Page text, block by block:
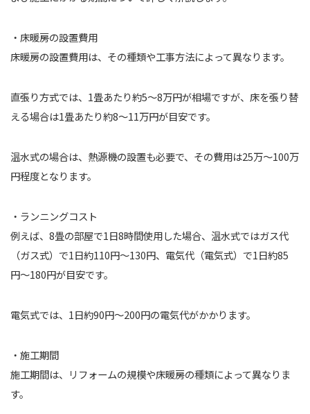
・床暖房の設置費用
床暖房の設置費用は、その種類や工事方法によって異なります。
直張り方式では、1畳あたり約5〜8万円が相場ですが、床を張り替
える場合は1畳あたり約8〜11万円が目安です。
温水式の場合は、熱源機の設置も必要で、その費用は25万〜100万
円程度となります。
・ランニングコスト
例えば、8畳の部屋で1日8時間使用した場合、温水式ではガス代
（ガス式）で1日約110円〜130円、電気代（電気式）で1日約85
円〜180円が目安です。
電気式では、1日約90円〜200円の電気代がかかります。
・施工期間
施工期間は、リフォームの規模や床暖房の種類によって異なりま
す。